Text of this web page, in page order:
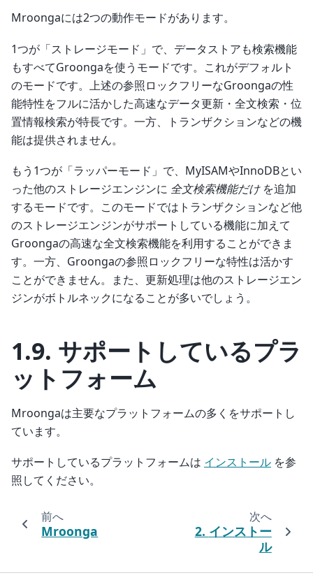
Mroongaには2つの動作モードがあります。
1つが「ストレージモード」で、データストアも検索機能
もすべてGroongaを使うモードです。これがデフォルト
のモードです。上述の参照ロックフリーなGroongaの性
能特性をフルに活かした高速なデータ更新・全文検索・位
置情報検索が特長です。一方、トランザクションなどの機
能は提供されません。
もう1つが「ラッパーモード」で、MyISAMやInnoDBとい
った他のストレージエンジンに 全文検索機能だけを追加
するモードです。このモードではトランザクションなど他
のストレージエンジンがサポートしている機能に加えて
Groongaの高速な全文検索機能を利用することができま
す。一方、Groongaの参照ロックフリーな特性は活かす
ことができません。また、更新処理は他のストレージエン
ジンがボトルネックになることが多いでしょう。
1.9. サポートしているプラ
ットフォーム
Mroongaは主要なプラットフォームの多くをサポートし
ています。
サポートしているプラットフォームは インストール を参
照してください。
前へ
Mroonga
次へ
2. インストー
ル